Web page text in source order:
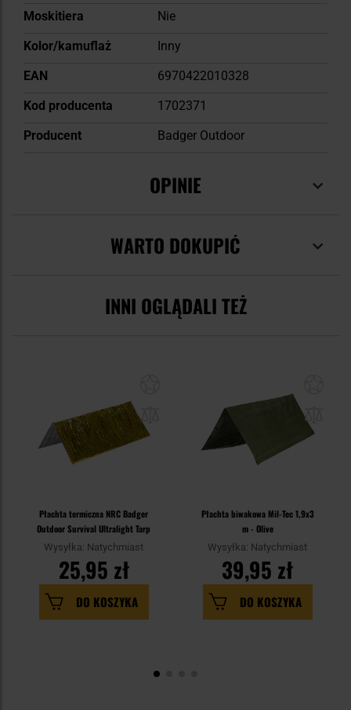
Moskitiera
Nie
Kolor/kamuflaż
Inny
EAN
6970422010328
Kod producenta
1702371
Producent
Badger Outdoor
OPINIE
WARTO DOKUPIĆ
INNI OGLĄDALI TEŻ
Płachta termiczna NRC Badger
Outdoor Survival Ultralight Tarp
Wysyłka: Natychmiast
25,95 zł
DO KOSZYKA
Płachta biwakowa Mil-Tec 1,9x3
m - Olive
Wysyłka: Natychmiast
39,95 zł
DO KOSZYKA